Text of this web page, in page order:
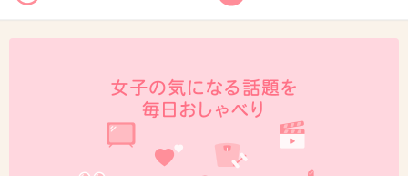
けど、生田アナだって欲に負けた1人だよね
+285